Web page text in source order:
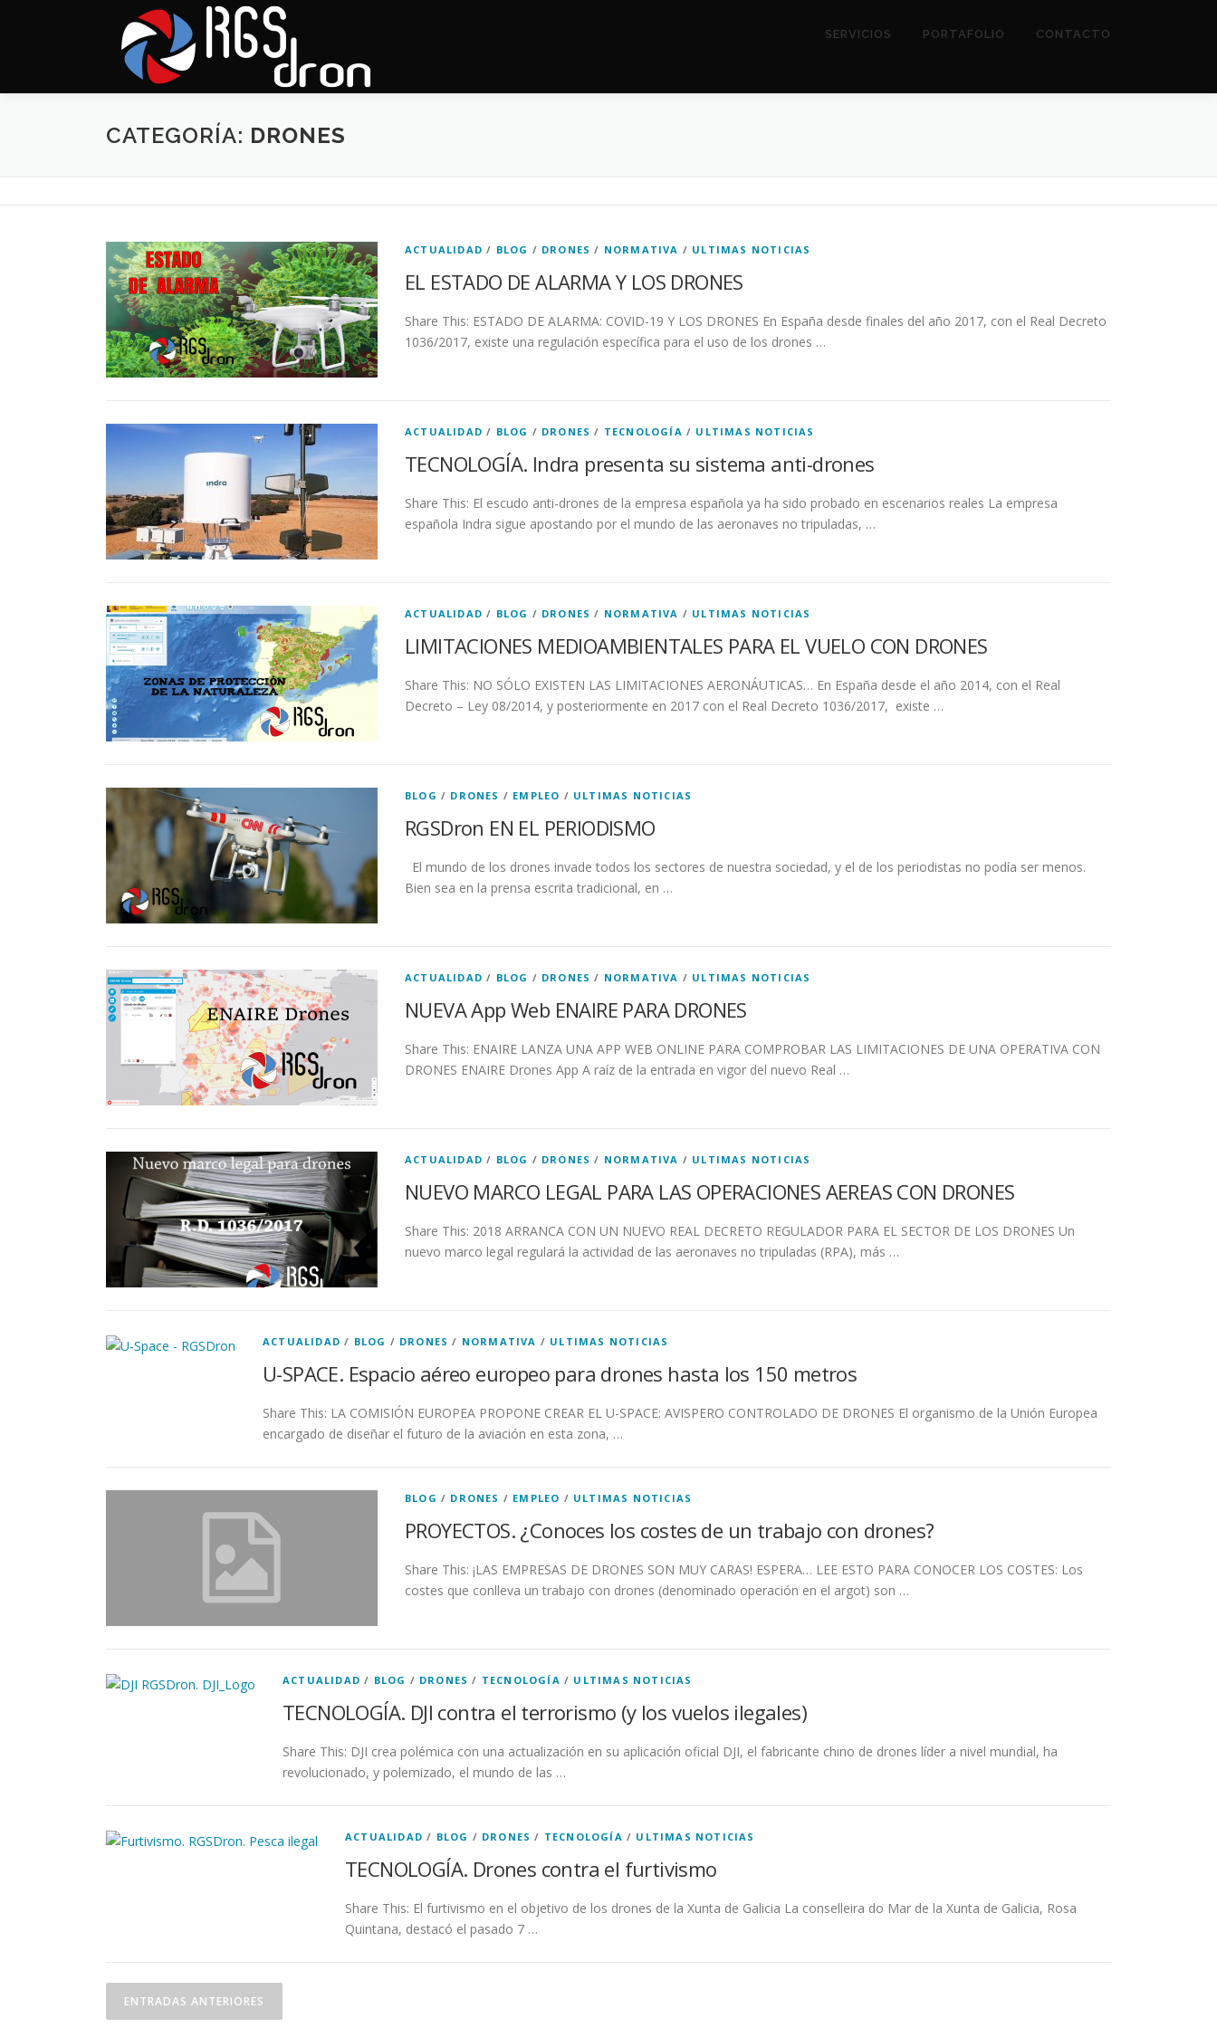
SERVICIOS PORTAFOLIO CONTACTO
CATEGORÍA: DRONES
ACTUALIDAD / BLOG / DRONES / NORMATIVA / ULTIMAS NOTICIAS
EL ESTADO DE ALARMA Y LOS DRONES
Share This: ESTADO DE ALARMA: COVID-19 Y LOS DRONES En España desde finales del año 2017, con el Real Decreto
1036/2017, existe una regulación específica para el uso de los drones …
ACTUALIDAD / BLOG / DRONES / TECNOLOGÍA / ULTIMAS NOTICIAS
TECNOLOGÍA. Indra presenta su sistema anti-drones
Share This: El escudo anti-drones de la empresa española ya ha sido probado en escenarios reales La empresa
española Indra sigue apostando por el mundo de las aeronaves no tripuladas, …
ACTUALIDAD / BLOG / DRONES / NORMATIVA / ULTIMAS NOTICIAS
LIMITACIONES MEDIOAMBIENTALES PARA EL VUELO CON DRONES
Share This: NO SÓLO EXISTEN LAS LIMITACIONES AERONÁUTICAS… En España desde el año 2014, con el Real
Decreto – Ley 08/2014, y posteriormente en 2017 con el Real Decreto 1036/2017, existe …
BLOG / DRONES / EMPLEO / ULTIMAS NOTICIAS
RGSDron EN EL PERIODISMO
El mundo de los drones invade todos los sectores de nuestra sociedad, y el de los periodistas no podía ser menos.
Bien sea en la prensa escrita tradicional, en …
ACTUALIDAD / BLOG / DRONES / NORMATIVA / ULTIMAS NOTICIAS
NUEVA App Web ENAIRE PARA DRONES
Share This: ENAIRE LANZA UNA APP WEB ONLINE PARA COMPROBAR LAS LIMITACIONES DE UNA OPERATIVA CON
DRONES ENAIRE Drones App A raíz de la entrada en vigor del nuevo Real …
ACTUALIDAD / BLOG / DRONES / NORMATIVA / ULTIMAS NOTICIAS
NUEVO MARCO LEGAL PARA LAS OPERACIONES AEREAS CON DRONES
Share This: 2018 ARRANCA CON UN NUEVO REAL DECRETO REGULADOR PARA EL SECTOR DE LOS DRONES Un
nuevo marco legal regulará la actividad de las aeronaves no tripuladas (RPA), más …
ACTUALIDAD / BLOG / DRONES / NORMATIVA / ULTIMAS NOTICIAS
U-SPACE. Espacio aéreo europeo para drones hasta los 150 metros
Share This: LA COMISIÓN EUROPEA PROPONE CREAR EL U-SPACE: AVISPERO CONTROLADO DE DRONES El organismo de la Unión Europea
encargado de diseñar el futuro de la aviación en esta zona, …
BLOG / DRONES / EMPLEO / ULTIMAS NOTICIAS
PROYECTOS. ¿Conoces los costes de un trabajo con drones?
Share This: ¡LAS EMPRESAS DE DRONES SON MUY CARAS! ESPERA… LEE ESTO PARA CONOCER LOS COSTES: Los
costes que conlleva un trabajo con drones (denominado operación en el argot) son …
ACTUALIDAD / BLOG / DRONES / TECNOLOGÍA / ULTIMAS NOTICIAS
TECNOLOGÍA. DJI contra el terrorismo (y los vuelos ilegales)
Share This: DJI crea polémica con una actualización en su aplicación oficial DJI, el fabricante chino de drones líder a nivel mundial, ha
revolucionado, y polemizado, el mundo de las …
ACTUALIDAD / BLOG / DRONES / TECNOLOGÍA / ULTIMAS NOTICIAS
TECNOLOGÍA. Drones contra el furtivismo
Share This: El furtivismo en el objetivo de los drones de la Xunta de Galicia La conselleira do Mar de la Xunta de Galicia, Rosa
Quintana, destacó el pasado 7 …
N
a ENTRADAS ANTERIORES